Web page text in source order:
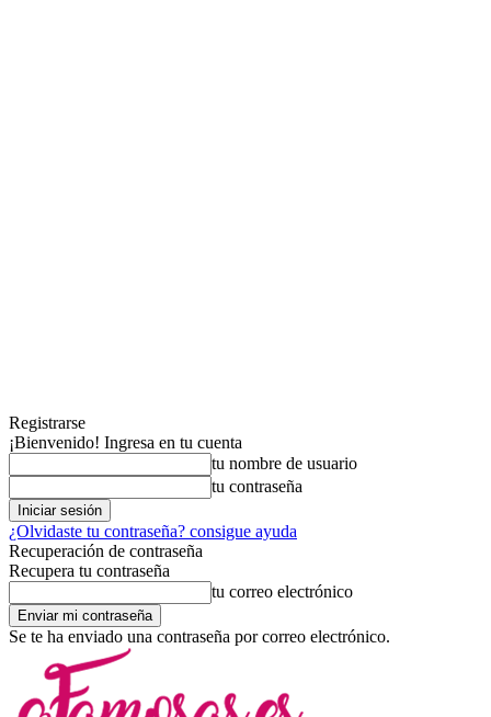
Registrarse
¡Bienvenido! Ingresa en tu cuenta
tu nombre de usuario
tu contraseña
¿Olvidaste tu contraseña? consigue ayuda
Recuperación de contraseña
Recupera tu contraseña
tu correo electrónico
Se te ha enviado una contraseña por correo electrónico.